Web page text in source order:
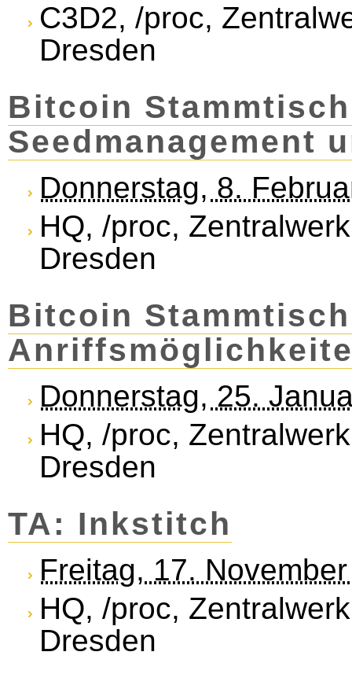
C3D2, /proc,
Dresden
Bitcoin
Seedmanagement
Donnerstag, 8.
HQ, /proc,
Dresden
Bitcoin
Donnerstag, 25.
HQ, /proc,
Dresden
TA: Inkstitch
Freitag, 17.
HQ, /proc,
Dresden